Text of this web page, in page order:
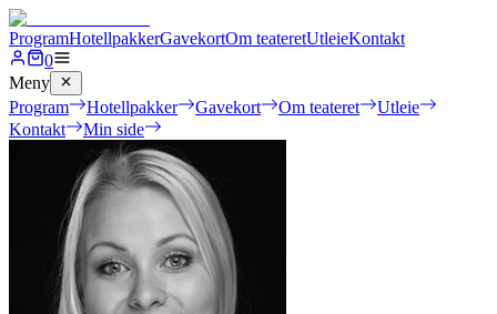
ProgramHotellpakkerGavekortOm teateretUtleieKontakt
0
Meny
Program
Hotellpakker Gavekort Om teateret
Utleie
Kontakt
Min side